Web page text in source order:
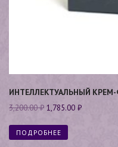
ИНТЕЛЛЕКТУАЛЬНЫЙ
3,200.00₽ 1,785.00 ₽
ПОДРОБНЕЕ